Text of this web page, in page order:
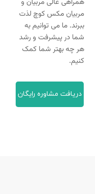
همراهی عالی مربیان و
مربیان مکس کوچ لذت
ببرند. ما می توانیم به
شما در پیشرفت و رشد
هر چه بهتر شما کمک
کنیم.
دریافت مشاوره رایگان